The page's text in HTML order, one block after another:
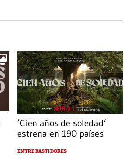
’Cien años de soledad’
estrena en 190 países
ENTRE BASTIDORES